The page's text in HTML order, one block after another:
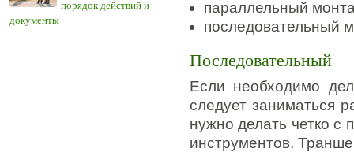
порядок действий и
документы
параллельный
последовательный
Последовательный
Если необходимо
следует заниматься
нужно делать четко с
инструментов.